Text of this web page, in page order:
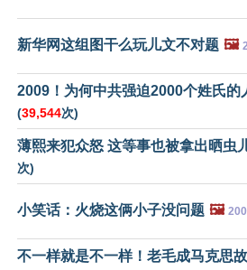
新华网这组图干么玩儿文不对题 🖼️
2009！为何中共强迫2000个姓氏的
(39,544次)
薄熙来犯众怒 这等事也被拿出晒虫
次)
小笑话：火烧这俩小子没问题 🖼️
不一样就是不一样！老毛成马克思